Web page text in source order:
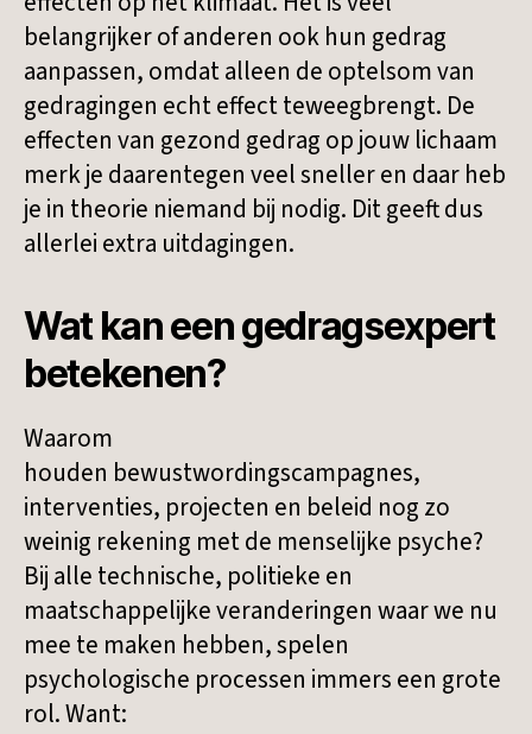
belangrijker of anderen ook hun gedrag
aanpassen, omdat alleen de optelsom van
gedragingen echt effect teweegbrengt. De
effecten van gezond gedrag op jouw lichaam
merk je daarentegen veel sneller en daar heb
je in theorie niemand bij nodig. Dit geeft dus
allerlei extra uitdagingen.
Wat kan een gedragsexpert
betekenen?
Waarom
houden bewustwordingscampagnes,
interventies, projecten en beleid nog zo
weinig rekening met de menselijke psyche?
Bij alle technische, politieke en
maatschappelijke veranderingen waar we nu
mee te maken hebben, spelen
psychologische processen immers een grote
rol. Want: